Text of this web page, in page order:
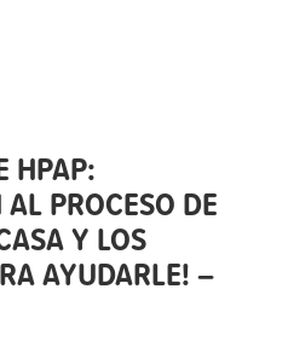
HPAP:
PROCESO DE
Y LOS
AYUDARLE! –